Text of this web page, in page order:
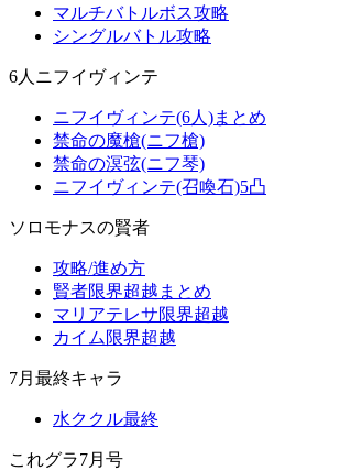
マルチバトルボス攻略
シングルバトル攻略
6人ニフイヴィンテ
ニフイヴィンテ(6人)まとめ
禁命の魔槍(ニフ槍)
禁命の溟弦(ニフ琴)
ニフイヴィンテ(召喚石)5凸
ソロモナスの賢者
攻略/進め方
賢者限界超越まとめ
マリアテレサ限界超越
カイム限界超越
7月最終キャラ
水ククル最終
これグラ7月号